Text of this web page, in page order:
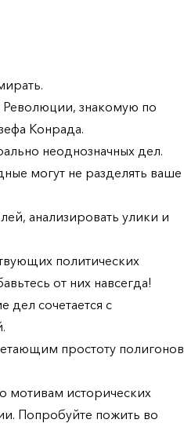
Революции, знакомую по
Конрада.
неоднозначных дел.
могут не разделять ваше
анализировать улики и
политических
от них навсегда!
дел сочетается с
простоту полигонов
мотивам исторических
Попробуйте пожить во